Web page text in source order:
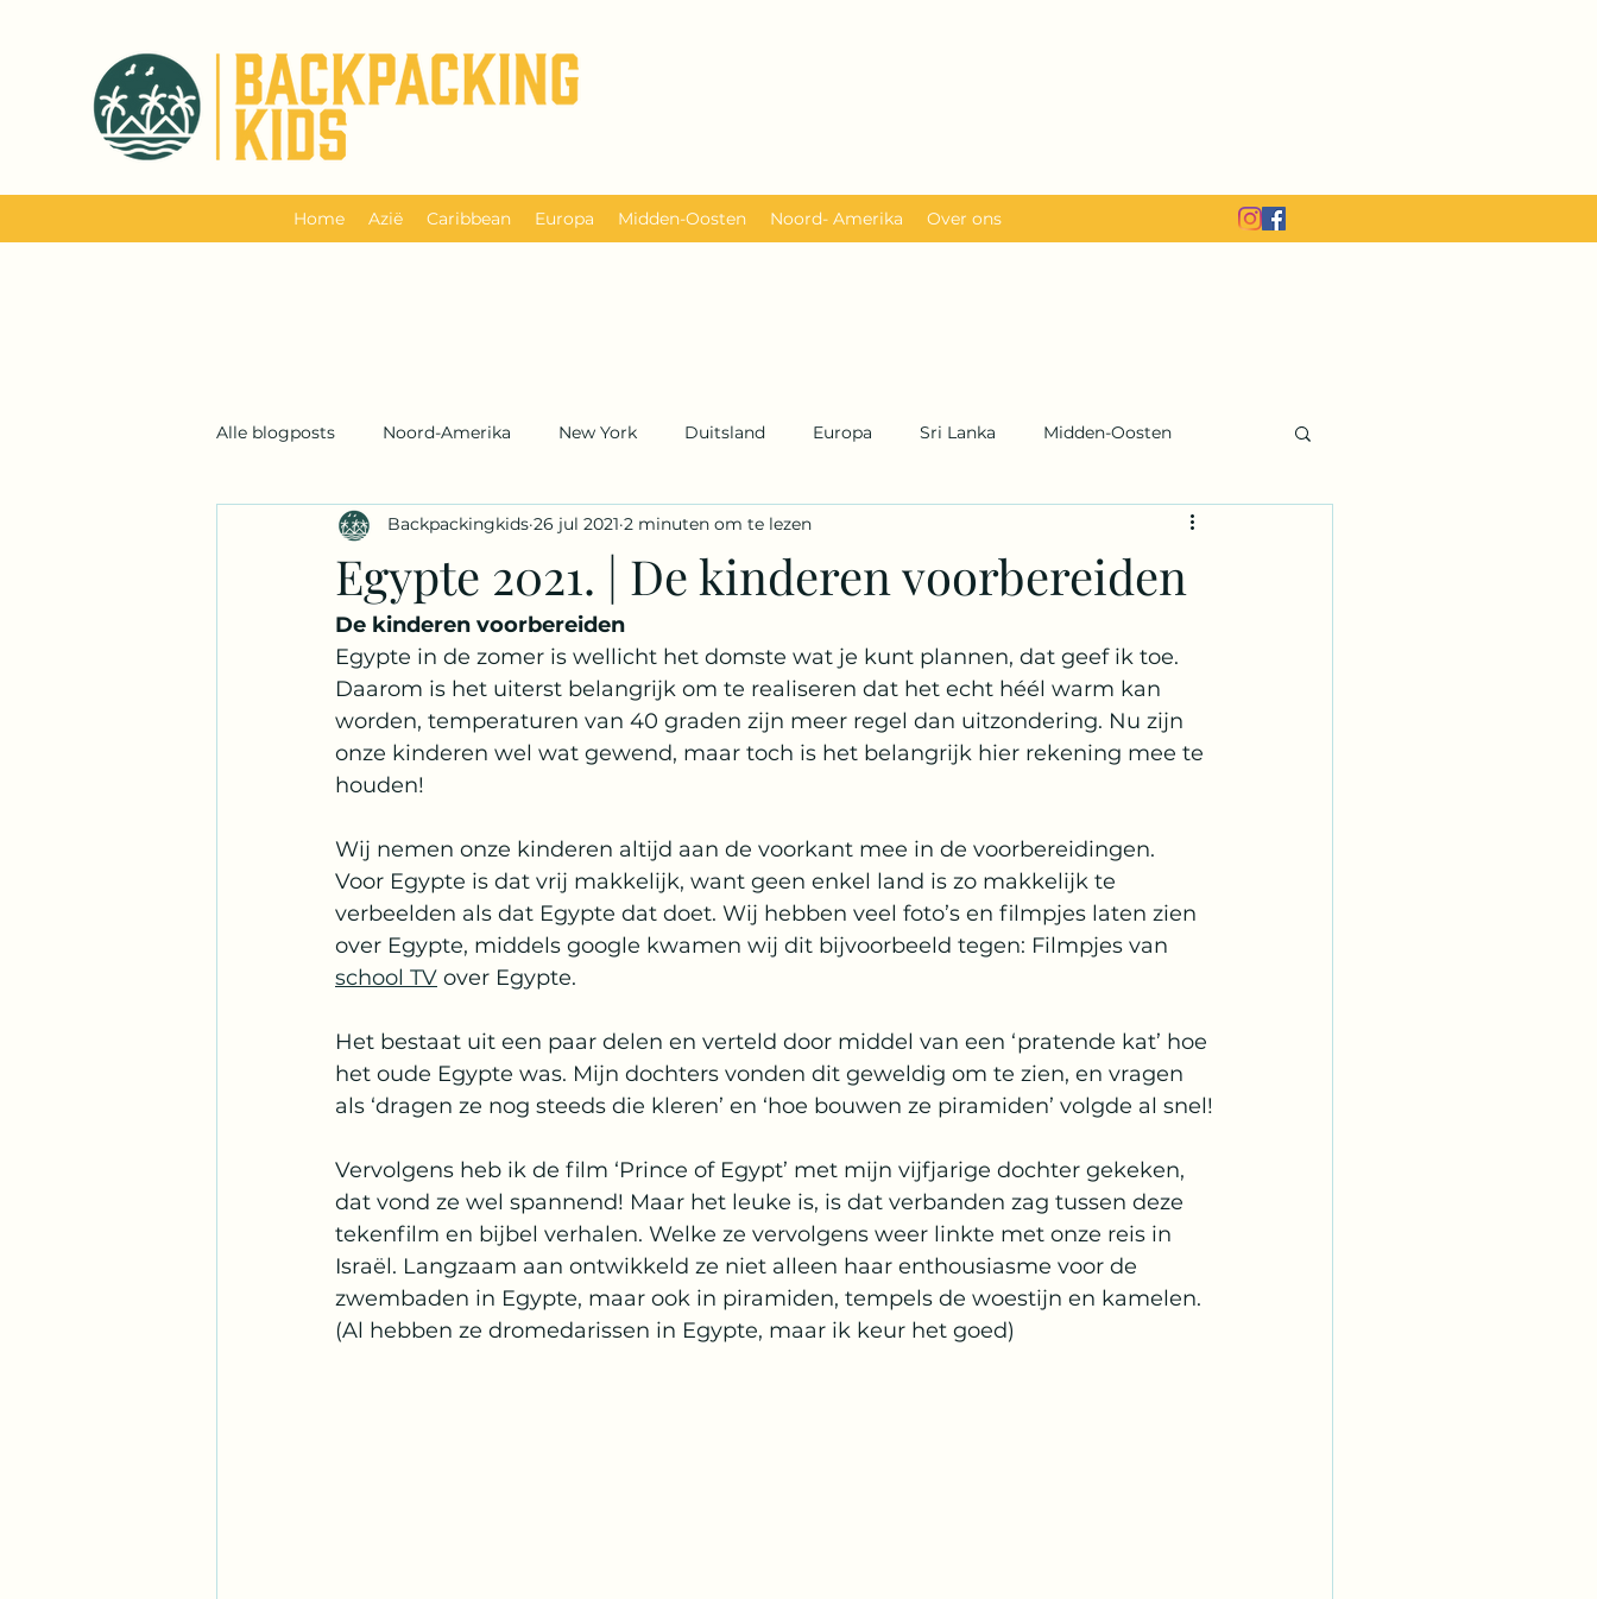
Home Azië Caribbean Europa Midden-Oosten Noord- Amerika Over ons
Alle blogposts Noord-Amerika New York Duitsland Europa Sri Lanka Midden-Oosten
Backpackreis Schotland UK Engeland Azië
Frankrijk Malediven Singapore
Honduras Belize Cayman Island
Egypte 2021. | De kinderen voorbereiden
Backpackingkids 26 jul 2021 2 minuten om te lezen
De kinderen voorbereiden
Egypte in de zomer is wellicht het domste wat je kunt plannen, dat geef ik toe.
Daarom is het uiterst belangrijk om te realiseren dat het echt héél warm kan
worden, temperaturen van 40 graden zijn meer regel dan uitzondering. Nu zijn
onze kinderen wel wat gewend, maar toch is het belangrijk hier rekening mee te
houden!
Wij nemen onze kinderen altijd aan de voorkant mee in de voorbereidingen.
Voor Egypte is dat vrij makkelijk, want geen enkel land is zo makkelijk te
verbeelden als dat Egypte dat doet. Wij hebben veel foto’s en filmpjes laten zien
over Egypte, middels google kwamen wij dit bijvoorbeeld tegen: Filmpjes van
school TV over Egypte.
Het bestaat uit een paar delen en verteld door middel van een ‘pratende kat’ hoe
het oude Egypte was. Mijn dochters vonden dit geweldig om te zien, en vragen
als ‘dragen ze nog steeds die kleren’ en ‘hoe bouwen ze piramiden’ volgde al snel!
Vervolgens heb ik de film ‘Prince of Egypt’ met mijn vijfjarige dochter gekeken,
dat vond ze wel spannend! Maar het leuke is, is dat verbanden zag tussen deze
tekenfilm en bijbel verhalen. Welke ze vervolgens weer linkte met onze reis in
Israël. Langzaam aan ontwikkeld ze niet alleen haar enthousiasme voor de
zwembaden in Egypte, maar ook in piramiden, tempels de woestijn en kamelen.
(Al hebben ze dromedarissen in Egypte, maar ik keur het goed)